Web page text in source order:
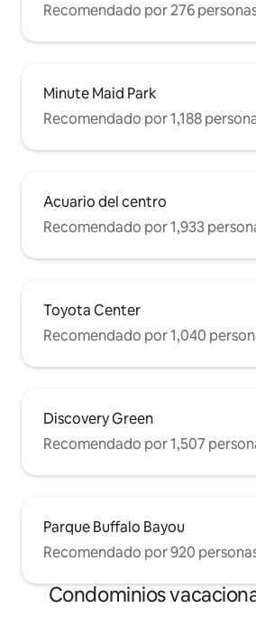
Recomendado por 276
Minute Maid Park
Recomendado por 1,188
Acuario del centro
Recomendado por 1,933
Toyota Center
Recomendado por 1,040
Discovery Green
Recomendado por 1,507
Parque Buffalo Bayou
Recomendado por 920
Condominios